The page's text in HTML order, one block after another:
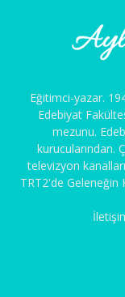
Eğitimci-yazar.
Edebiyat
mezunu.
kurucularından.
televizyon
TRT2'de Geleneğin